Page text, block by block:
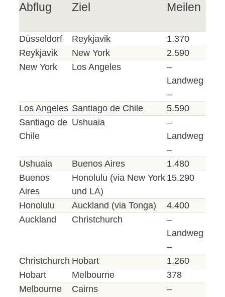
Abflug Ziel Meilen
Düsseldorf Reykjavik
1.370
Reykjavik
New York
2.590
New York
Los Angeles
–
Landweg
–
Los Angeles Santiago de Chile
5.590
Santiago de
Chile
Ushuaia
–
Landweg
–
Ushuaia
Buenos Aires
1.480
Buenos
Aires
Honolulu (via New York
und LA)
15.290
Honolulu Auckland (via Tonga)
4.400
Auckland
Christchurch
–
Landweg
–
Christchurch Hobart
1.260
Hobart
Melbourne
378
Melbourne
Cairns
–